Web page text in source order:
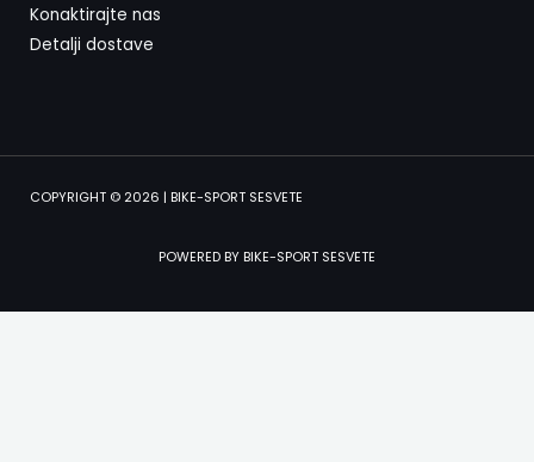
Konaktirajte nas
Detalji dostave
COPYRIGHT © 2026 | BIKE-SPORT SESVETE
POWERED BY BIKE-SPORT SESVETE